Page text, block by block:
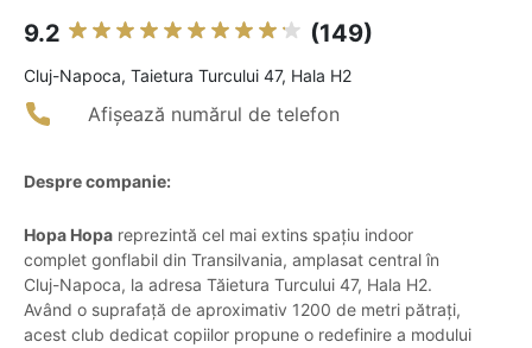
9.2 (149)
Cluj-Napoca, Taietura Turcului 47, Hala H2
Afișează numărul de telefon
Despre companie:
Hopa Hopa reprezintă cel mai extins spațiu indoor
complet gonflabil din Transilvania, amplasat central în
Cluj-Napoca, la adresa Tăietura Turcului 47, Hala H2.
Având o suprafață de aproximativ 1200 de metri pătrați,
acest club dedicat copiilor propune o redefinire a modului